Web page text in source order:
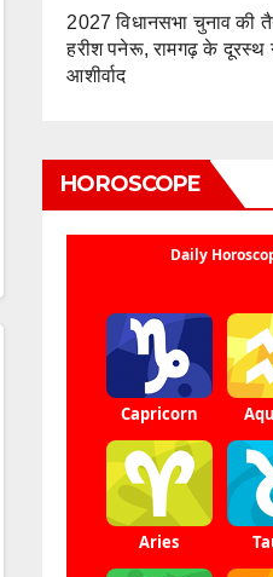
2027 विधानसभा चुनाव की
हरीश पनेरू, रामगढ़ के दूरस्थ
आशीर्वाद
HOROSCOPE